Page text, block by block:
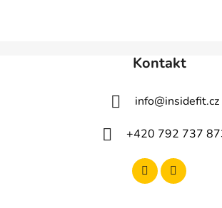
Kontakt
info@insidefit.cz
+420 792 737